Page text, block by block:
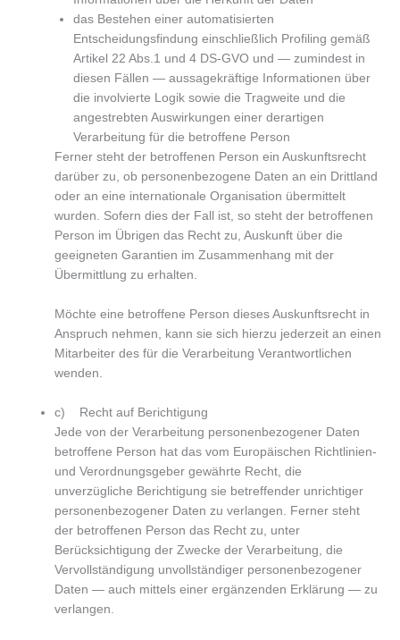
das Bestehen einer automatisierten
Entscheidungsfindung einschließlich Profiling gemäß
Artikel 22 Abs.1 und 4 DS-GVO und — zumindest in
diesen Fällen — aussagekräftige Informationen über
die involvierte Logik sowie die Tragweite und die
angestrebten Auswirkungen einer derartigen
Verarbeitung für die betroffene Person
Ferner steht der betroffenen Person ein Auskunftsrecht
darüber zu, ob personenbezogene Daten an ein Drittland
oder an eine internationale Organisation übermittelt
wurden. Sofern dies der Fall ist, so steht der betroffenen
Person im Übrigen das Recht zu, Auskunft über die
geeigneten Garantien im Zusammenhang mit der
Übermittlung zu erhalten.
Möchte eine betroffene Person dieses Auskunftsrecht in
Anspruch nehmen, kann sie sich hierzu jederzeit an einen
Mitarbeiter des für die Verarbeitung Verantwortlichen
wenden.
c) Recht auf Berichtigung
Jede von der Verarbeitung personenbezogener Daten
betroffene Person hat das vom Europäischen Richtlinien-
und Verordnungsgeber gewährte Recht, die
unverzügliche Berichtigung sie betreffender unrichtiger
personenbezogener Daten zu verlangen. Ferner steht
der betroffenen Person das Recht zu, unter
Berücksichtigung der Zwecke der Verarbeitung, die
Vervollständigung unvollständiger personenbezogener
Daten — auch mittels einer ergänzenden Erklärung — zu
verlangen.